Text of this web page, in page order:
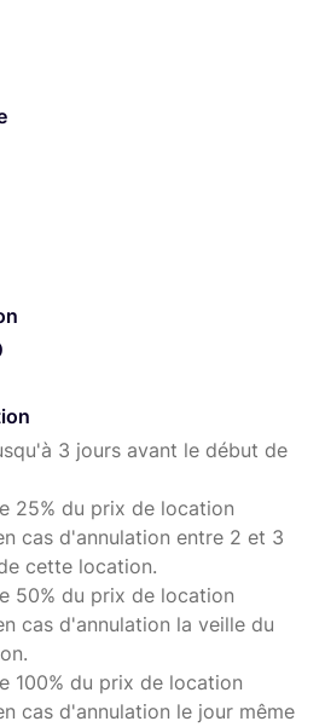
3 jours avant le début de
25% du prix de location
cas d'annulation entre 2 et 3
cette location.
50% du prix de location
cas d'annulation la veille du
100% du prix de location
cas d'annulation le jour même